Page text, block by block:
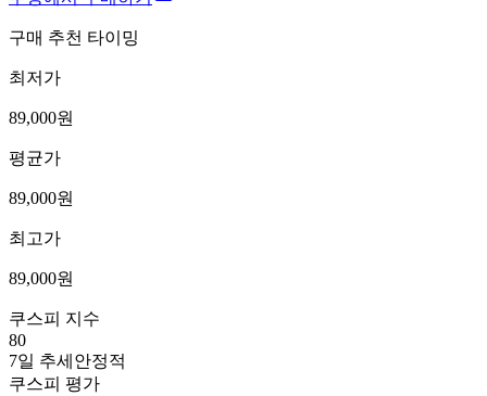
구매 추천 타이밍
최저가
89,000원
평균가
89,000원
최고가
89,000원
쿠스피 지수
80
7일 추세 안정적
쿠스피 평가